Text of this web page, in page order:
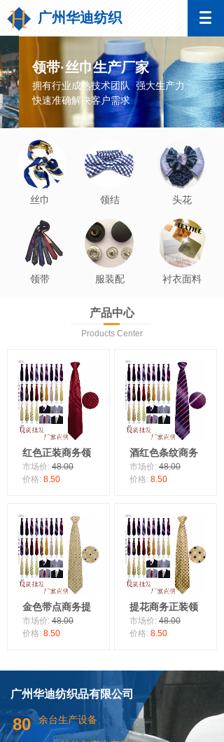
广州华迪纺织
领带·丝巾生产厂家
拥有行业成熟技术团队 强大生产力
快速准确解决客户需求
衬衣面料
服装配
领带
头花
领结
丝巾
红色正装商务领
市场价: 48.00
价格: 8.50
酒红色条纹商务
市场价: 48.00
价格: 8.50
金色带点商务提
市场价: 48.00
价格: 8.50
提花商务正装领
市场价: 48.00
价格: 8.50
Products Center
产品中心
余台生产设备
80
广州华迪纺织品有限公司